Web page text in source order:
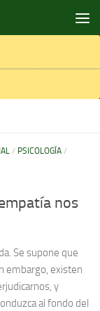
/ PSICOLOGÍA /
nos
Se supone que
embargo, existen
y
al fondo del